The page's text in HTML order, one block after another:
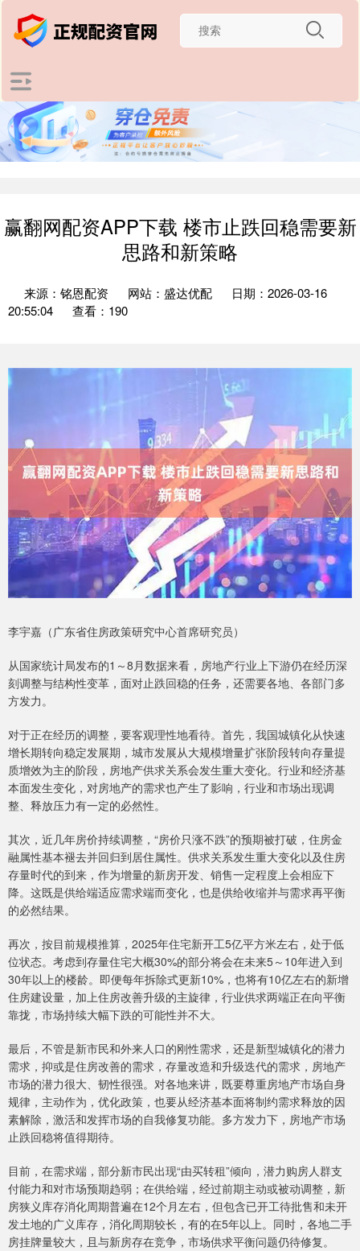
赢翻网配资APP下载 楼市止跌回稳需要新
思路和新策略
来源：铭恩配资 网站：盛达优配
日期：2026-03-16
20:55:04
查看：190
李宇嘉（广东省住房政策研究中心首席研究员）
从国家统计局发布的1～8月数据来看，房地产行业上下游仍在经历深
刻调整与结构性变革，面对止跌回稳的任务，还需要各地、各部门多
方发力。
对于正在经历的调整，要客观理性地看待。首先，我国城镇化从快速
增长期转向稳定发展期，城市发展从大规模增量扩张阶段转向存量提
质增效为主的阶段，房地产供求关系会发生重大变化。行业和经济基
本面发生变化，对房地产的需求也产生了影响，行业和市场出现调
整、释放压力有一定的必然性。
其次，近几年房价持续调整，“房价只涨不跌”的预期被打破，住房金
融属性基本褪去并回归到居住属性。供求关系发生重大变化以及住房
存量时代的到来，作为增量的新房开发、销售一定程度上会相应下
降。这既是供给端适应需求端而变化，也是供给收缩并与需求再平衡
的必然结果。
再次，按目前规模推算，2025年住宅新开工5亿平方米左右，处于低
位状态。考虑到存量住宅大概30%的部分将会在未来5～10年进入到
30年以上的楼龄。即便每年拆除式更新10%，也将有10亿左右的新增
住房建设量，加上住房改善升级的主旋律，行业供求两端正在向平衡
靠拢，市场持续大幅下跌的可能性并不大。
最后，不管是新市民和外来人口的刚性需求，还是新型城镇化的潜力
需求，抑或是住房改善的需求，存量改造和升级迭代的需求，房地产
市场的潜力很大、韧性很强。对各地来讲，既要尊重房地产市场自身
规律，主动作为，优化政策，也要从经济基本面将制约需求释放的因
素解除，激活和发挥市场的自我修复功能。多方发力下，房地产市场
止跌回稳将值得期待。
目前，在需求端，部分新市民出现“由买转租”倾向，潜力购房人群支
付能力和对市场预期趋弱；在供给端，经过前期主动或被动调整，新
房狭义库存消化周期普遍在12个月左右，但包含已开工待批售和未开
发土地的广义库存，消化周期较长，有的在5年以上。同时，各地二手
房挂牌量较大，且与新房存在竞争，市场供求平衡问题仍待修复。